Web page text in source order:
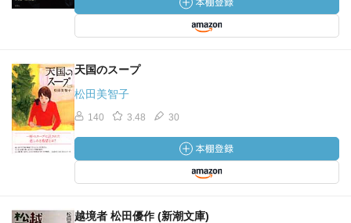
天国のスープ
松田美智子
140 3.48 30
越境者 松田優作 (新潮文庫)